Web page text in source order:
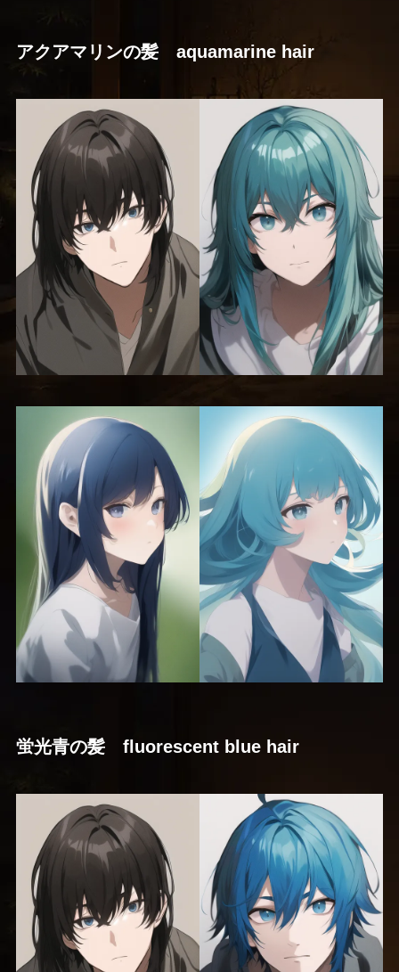
アクアマリンの髪 aquamarine hair
蛍光青の髪 fluorescent blue hair